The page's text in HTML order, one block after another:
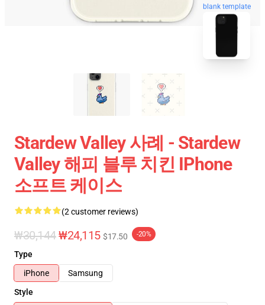
blank template
Stardew Valley 사례 - Stardew
Valley 해피 블루 치킨 IPhone
소프트 케이스
(2 customer reviews)
₩30,144₩24,115 $17.50 -20%
Type
iPhone
Samsung
Style